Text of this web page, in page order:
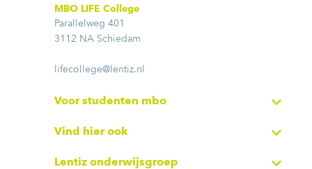
MBO LIFE College
Parallelweg 401
3112 NA Schiedam
lifecollege@lentiz.nl
Voor studenten mbo
Vind hier ook
Lentiz onderwijsgroep